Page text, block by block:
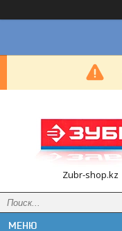
Zubr-shop.kz